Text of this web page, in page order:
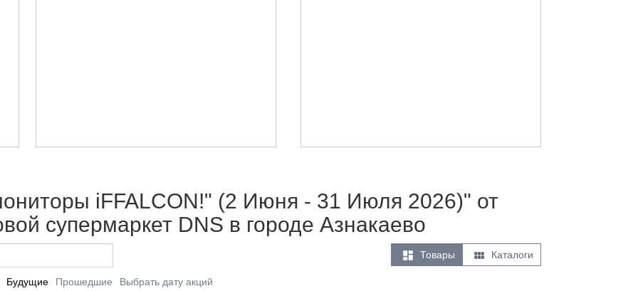
iFFALCON!" (2 Июня - 31 Июля 2026)" от
супермаркет DNS в городе Азнакаево
 Товары  Каталоги
Будущие Прошедшие Выбрать дату акций